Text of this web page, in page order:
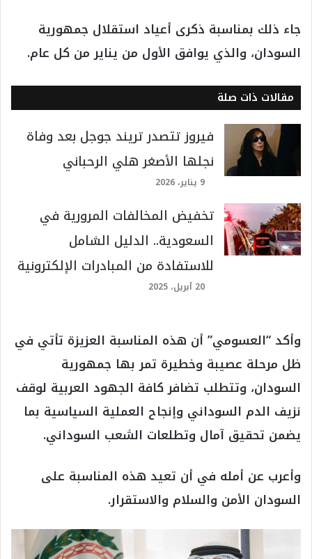
جاء ذلك بمناسبة ذكرى أعياد استقلال جمهورية
السودان، والذي يوافق الأول من يناير من كل عام.
مقالات ذات صلة
فيروز تتصدر تريند جوجل بعد وفاة
نجلها الأصغر هلي الرحباني
9 يناير، 2026
تخفيض المخالفات المرورية في
السعودية.. الدليل الشامل
للاستفادة من المبادرات الإلكترونية
20 أبريل، 2025
وأكد “العسومي” أن هذه المناسبة العزيزة تأتي في
ظل مرحلة عصيبة وخطيرة تمر بها جمهورية
السودان، وتتطلب تضافر كافة الجهود العربية لوقف
نزيف الدم السوداني وإنجاح العملية السياسية بما
يضمن تحقيق آمال وتطلعات الشعب السوداني.
وأعرب عن أمله في أن تعيد هذه المناسبة على
السودان الأمن والسلام والاستقرار.